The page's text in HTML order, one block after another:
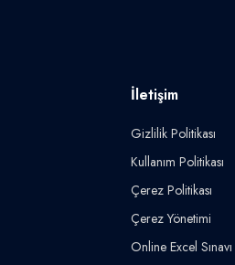
İletişim
Gizlilik Politikası
Kullanım Politikası
Çerez Politikası
Çerez Yönetimi
Online Excel Sınavı